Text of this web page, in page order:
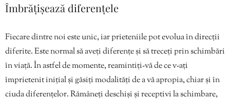
Îmbrățișează diferențele
Fiecare dintre noi este unic, iar prieteniile pot evolua în direcții
diferite. Este normal să aveți diferențe și să treceți prin schimbări
în viață. În astfel de momente, reamintiți-vă de ce v-ați
împrietenit inițial și găsiți modalități de a vă apropia, chiar și în
ciuda diferențelor. Rămâneți deschiși și receptivi la schimbare,